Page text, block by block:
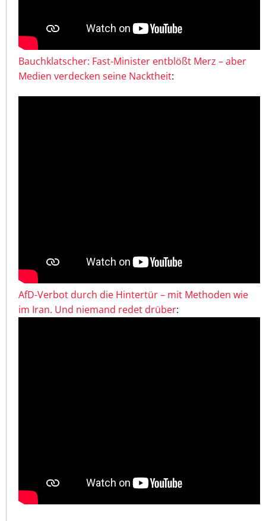
Bauchklatscher: Fast-Minister entblößt Merz – aber
Medien verdecken seine Nacktheit:
AfD-Verbot durch die Hintertür – mit Methoden wie
im Iran. Und niemand redet drüber: